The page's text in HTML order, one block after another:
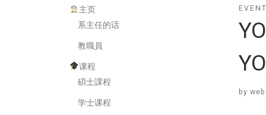
by
主页
系主任的话
教職員
课程
碩士課程
学士课程